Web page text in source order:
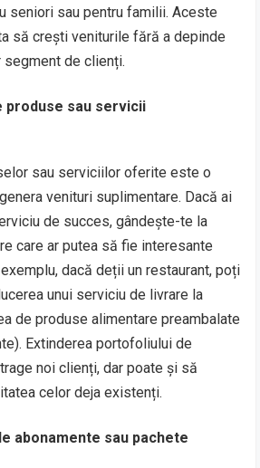
seniori sau pentru familii. Aceste
să crești veniturile fără a depinde
de clienți.
produse sau servicii
sau serviciilor oferite este o
venituri suplimentare. Dacă ai
de succes, gândește-te la
care ar putea să fie interesante
dacă deții un restaurant, poți
unui serviciu de livrare la
de produse alimentare preambalate
Extinderea portofoliului de
noi clienți, dar poate și să
celor deja existenți.
abonamente sau pachete